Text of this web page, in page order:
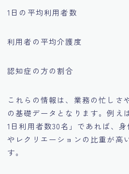
1日の平均利用者数
利用者の平均介護度
認知症の方の割合
これらの情報は、業務の忙しさ
の基礎データとなります。例え
1日利用者数30名」であれば、
やレクリエーションの比重が高
す。